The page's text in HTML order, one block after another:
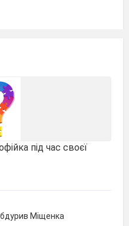
під час своєї
Міщенка